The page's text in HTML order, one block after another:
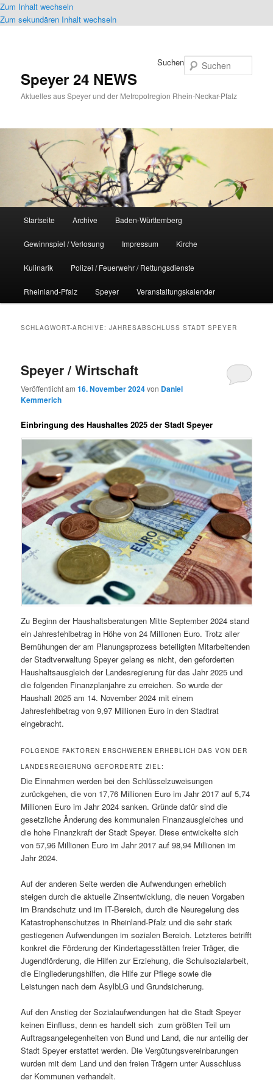
Zum Inhalt wechseln
Zum sekundären Inhalt wechseln
Speyer 24 NEWS
Aktuelles aus Speyer und der Metropolregion Rhein-Neckar-Pfalz
Suchen
Startseite Archive Baden-Württemberg
Gewinnspiel / Verlosung Impressum Kirche
Kulinarik Polizei / Feuerwehr / Rettungsdienste
Rheinland-Pfalz Speyer Veranstaltungskalender
SCHLAGWORT-ARCHIVE:JAHRESABSCHLUSS STADT SPEYER
Speyer / Wirtschaft
Veröffentlicht am16. November 2024von Daniel
Kemmerich
Einbringung des Haushaltes 2025 der Stadt Speyer
Zu Beginn der Haushaltsberatungen Mitte September 2024 stand
ein Jahresfehlbetrag in Höhe von 24 Millionen Euro. Trotz aller
Bemühungen der am Planungsprozess beteiligten Mitarbeitenden
der Stadtverwaltung Speyer gelang es nicht, den geforderten
Haushaltsausgleich der Landesregierung für das Jahr 2025 und
die folgenden Finanzplanjahre zu erreichen. So wurde der
Haushalt 2025 am 14. November 2024 mit einem
Jahresfehlbetrag von 9,97 Millionen Euro in den Stadtrat
eingebracht.
FOLGENDE FAKTOREN ERSCHWEREN ERHEBLICH DAS VON DER
LANDESREGIERUNG GEFORDERTE ZIEL:
Die Einnahmen werden bei den Schlüsselzuweisungen
zurückgehen, die von 17,76 Millionen Euro im Jahr 2017 auf 5,74
Millionen Euro im Jahr 2024 sanken. Gründe dafür sind die
gesetzliche Änderung des kommunalen Finanzausgleiches und
die hohe Finanzkraft der Stadt Speyer. Diese entwickelte sich
von 57,96 Millionen Euro im Jahr 2017 auf 98,94 Millionen im
Jahr 2024.
Auf der anderen Seite werden die Aufwendungen erheblich
steigen durch die aktuelle Zinsentwicklung, die neuen Vorgaben
im Brandschutz und im IT-Bereich, durch die Neuregelung des
Katastrophenschutzes in Rheinland-Pfalz und die sehr stark
gestiegenen Aufwendungen im sozialen Bereich. Letzteres betrifft
konkret die Förderung der Kindertagesstätten freier Träger, die
Jugendförderung, die Hilfen zur Erziehung, die Schulsozialarbeit,
die Eingliederungshilfen, die Hilfe zur Pflege sowie die
Leistungen nach dem AsylbLG und Grundsicherung.
Auf den Anstieg der Sozialaufwendungen hat die Stadt Speyer
keinen Einfluss, denn es handelt sich zum größten Teil um
Auftragsangelegenheiten von Bund und Land, die nur anteilig der
Stadt Speyer erstattet werden. Die Vergütungsvereinbarungen
wurden mit dem Land und den freien Trägern unter Ausschluss
der Kommunen verhandelt.